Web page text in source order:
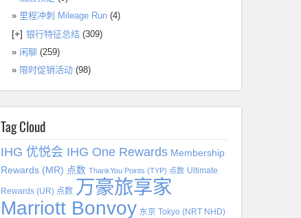
里程冲刺 Mileage Run (4)
[+] 银行特征总结 (309)
闲聊 (259)
限时促销活动 (98)
Tag Cloud
IHG 优悦会 IHG One Rewards Membership
Rewards (MR) 点数 ThankYou Points (TYP) 点数 Ultimate
Rewards (UR) 点数 万豪旅享家
Marriott Bonvoy 东京 Tokyo (NRT NHD)